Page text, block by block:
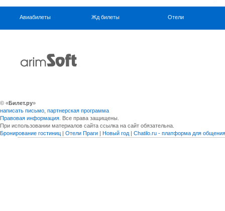
Авиабилеты Жд билеты Отели
© «Билет.ру»
написать письмо партнерская программа
Правовая информация . Все права защищены.
При использовании материалов сайта ссылка на сайт обязательна.
Бронирование гостиниц | Отели Праги | Новый год | Chatilo.ru - платформа для